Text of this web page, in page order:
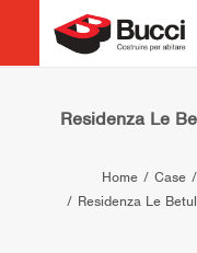
HOME
COSTRUIRE PER
CHI SIAMO
Residenza Le
Home Case
Residenza Le